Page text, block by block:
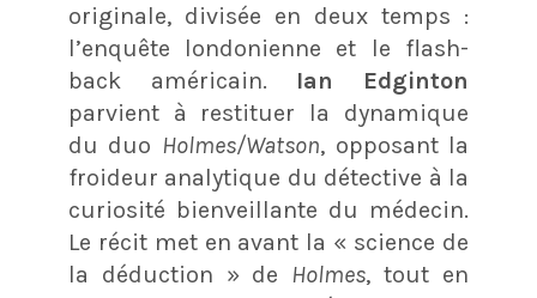
originale, divisée en deux temps :
l’enquête londonienne et le flash-
back américain. Ian Edginton
parvient à restituer la dynamique
du duo Holmes/Watson, opposant la
froideur analytique du détective à la
curiosité bienveillante du médecin.
Le récit met en avant la « science de
la déduction » de Holmes, tout en